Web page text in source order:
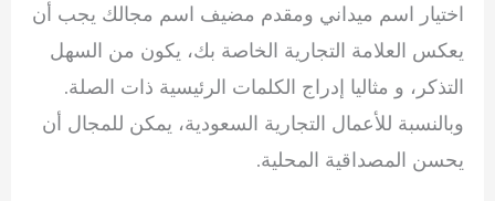
اختيار اسم ميداني ومقدم مضيف اسم مجالك يجب أن
يعكس العلامة التجارية الخاصة بك، يكون من السهل
التذكر، و مثاليا إدراج الكلمات الرئيسية ذات الصلة.
وبالنسبة للأعمال التجارية السعودية، يمكن للمجال أن
يحسن المصداقية المحلية.